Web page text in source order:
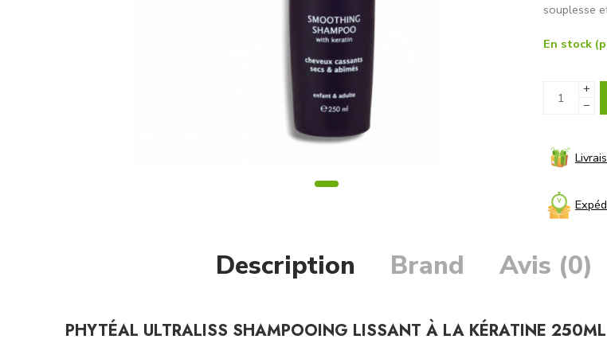
souplesse
En stock
+
−
Description Brand Avis (0)
PHYTÉAL ULTRALISS SHAMPOOING LISSANT À LA KÉRATINE 250ML